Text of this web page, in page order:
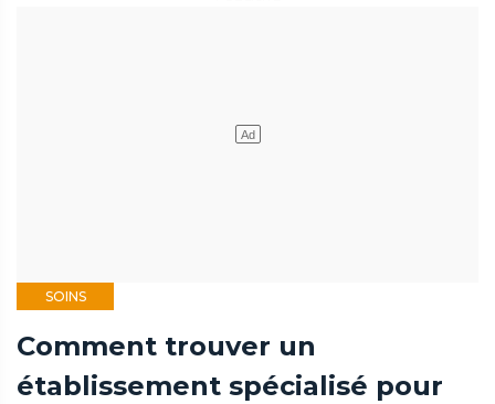
SOINS
Comment trouver un
établissement spécialisé pour